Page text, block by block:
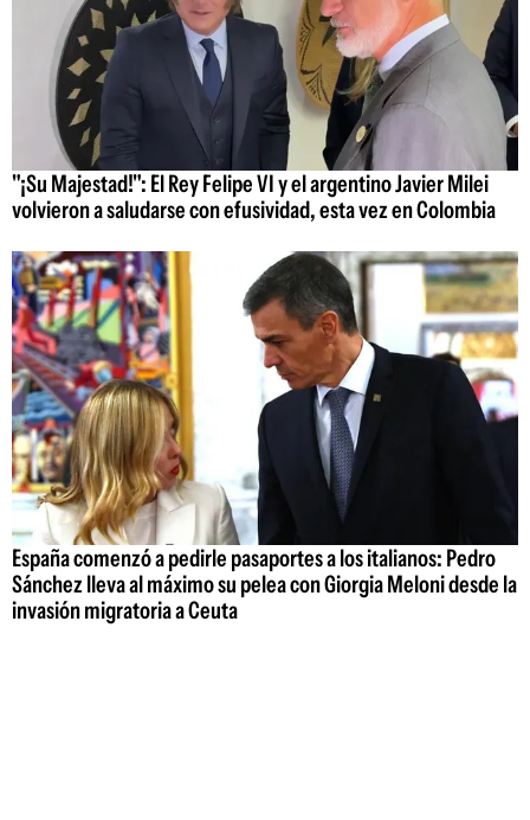
"¡Su Majestad!": El Rey Felipe VI y el argentino Javier Milei
volvieron a saludarse con efusividad, esta vez en Colombia
España comenzó a pedirle pasaportes a los italianos: Pedro
Sánchez lleva al máximo su pelea con Giorgia Meloni desde la
invasión migratoria a Ceuta